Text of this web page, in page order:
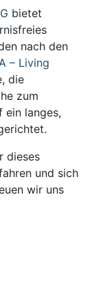
bietet
nach den
– Living
die
zum
ein langes,
dieses
und sich
wir uns